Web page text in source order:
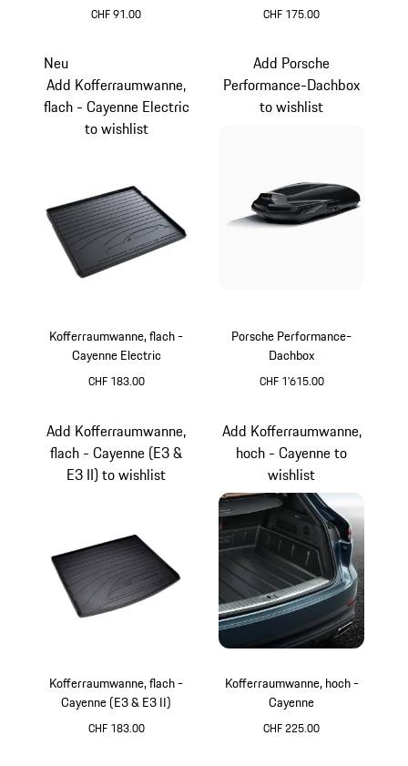
CHF 91.00 CHF 175.00
Kofferraumwanne, flach -
Cayenne Electric
CHF 183.00
Neu
Add Kofferraumwanne,
flach - Cayenne Electric
to wishlist
Porsche Performance-
Dachbox
CHF 1'615.00
Add Porsche
Performance-Dachbox
to wishlist
Kofferraumwanne, flach -
Cayenne (E3 & E3 II)
CHF 183.00
Add Kofferraumwanne,
flach - Cayenne (E3 &
E3 II) to wishlist
Kofferraumwanne, hoch -
Cayenne
CHF 225.00
Add Kofferraumwanne,
hoch - Cayenne to
wishlist